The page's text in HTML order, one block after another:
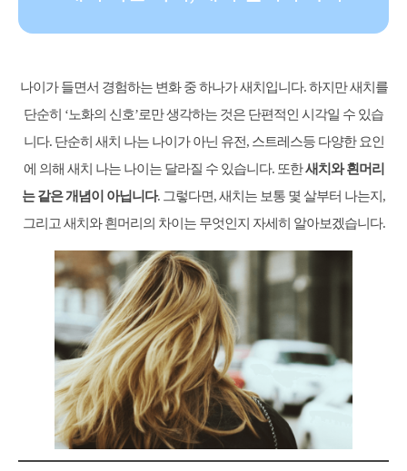
나이가 들면서 경험하는 변화 중 하나가 새치입니다. 하지만 새치를
단순히 ‘노화의 신호’로만 생각하는 것은 단편적인 시각일 수 있습
니다. 단순히 새치 나는 나이가 아닌 유전, 스트레스등 다양한 요인
에 의해 새치 나는 나이는 달라질 수 있습니다. 또한새치와 흰머리
는 같은 개념이 아닙니다. 그렇다면, 새치는 보통 몇 살부터 나는지,
그리고 새치와 흰머리의 차이는 무엇인지 자세히 알아보겠습니다.